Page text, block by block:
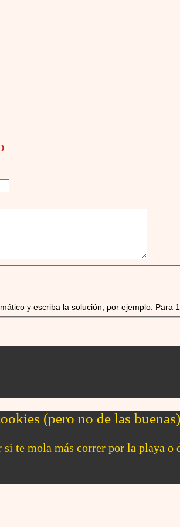
y escriba la solución; por ejemplo: Para
(pero no de las buenas)
si te mola más correr por la playa